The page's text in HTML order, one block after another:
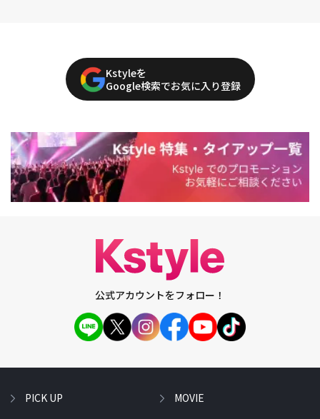
Kstyleを
Google検索でお気に入り登録
公式アカウントをフォロー！
PICK UP MOVIE